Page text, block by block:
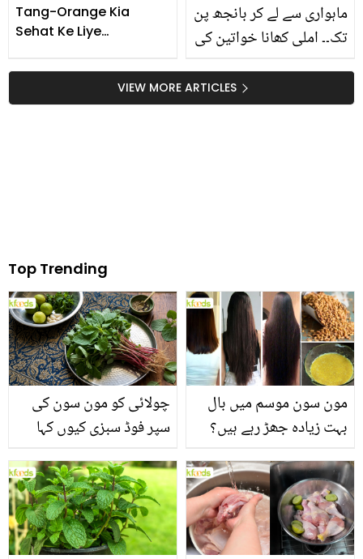
Tang-Orange Kia
Sehat Ke Liye
ماہواری سے لے کر بانجھ پن
تک۔۔ املی کھانا خواتین کی
اگر آپ املی نہیں کھاتی تو
آج سے کھانا شروع کردیں
VIEW MORE ARTICLES
Top Trending
چولائی کو مون سون کی
سپر فوڈ سبزی کیوں کہا
منرلز اور اینٹی آکسیڈنٹس
سے بھرپور اس سبزی کے
فائدے
مون سون موسم میں بال
بہت زیادہ جھڑ رہے ہیں؟
بنانے کے چند قدرتی طریقے